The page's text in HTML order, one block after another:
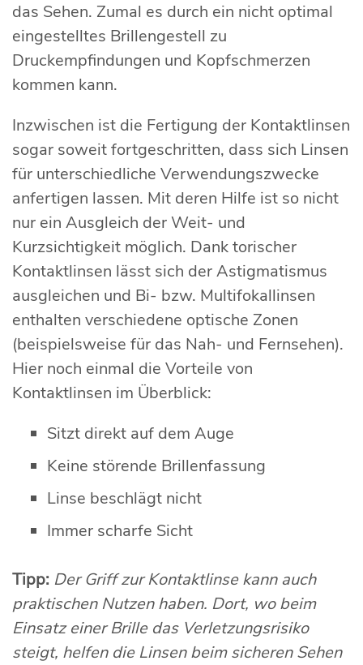
das Sehen. Zumal es durch ein nicht optimal
eingestelltes Brillengestell zu
Druckempfindungen und Kopfschmerzen
kommen kann.
Inzwischen ist die Fertigung der Kontaktlinsen
sogar soweit fortgeschritten, dass sich Linsen
für unterschiedliche Verwendungszwecke
anfertigen lassen. Mit deren Hilfe ist so nicht
nur ein Ausgleich der Weit- und
Kurzsichtigkeit möglich. Dank torischer
Kontaktlinsen lässt sich der Astigmatismus
ausgleichen und Bi- bzw. Multifokallinsen
enthalten verschiedene optische Zonen
(beispielsweise für das Nah- und Fernsehen).
Hier noch einmal die Vorteile von
Kontaktlinsen im Überblick:
Sitzt direkt auf dem Auge
Keine störende Brillenfassung
Linse beschlägt nicht
Immer scharfe Sicht
Tipp: Der Griff zur Kontaktlinse kann auch
praktischen Nutzen haben. Dort, wo beim
Einsatz einer Brille das Verletzungsrisiko
steigt, helfen die Linsen beim sicheren Sehen